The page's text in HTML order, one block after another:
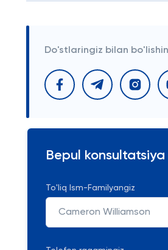
Do'stlaringiz bilan
Bepul
To'liq Ism-Familyangiz